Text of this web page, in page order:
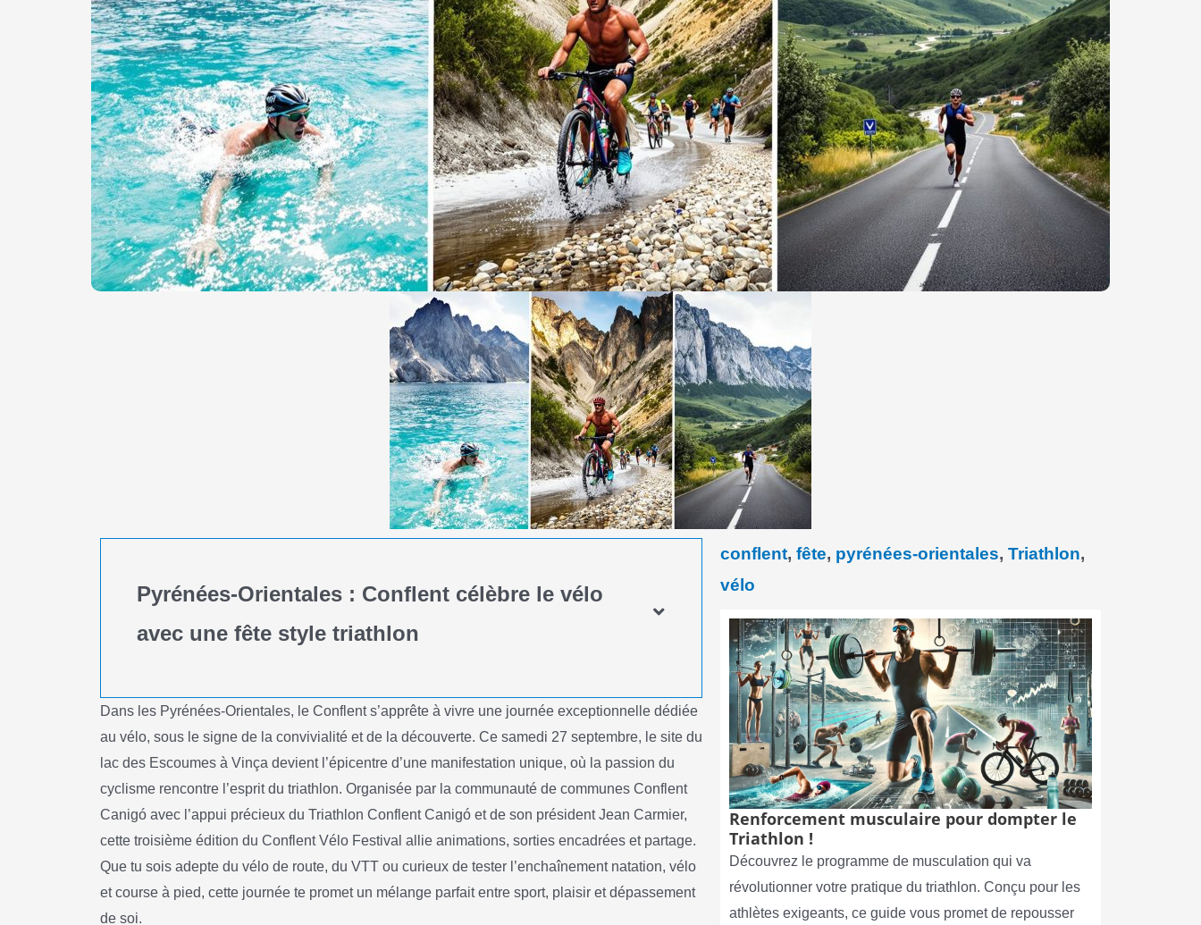
Pyrénées-Orientales : Conflent célèbre le vélo
avec une fête style triathlon
Dans les Pyrénées-Orientales, le Conflent s’apprête à vivre une journée exceptionnelle dédiée
au vélo, sous le signe de la convivialité et de la découverte. Ce samedi 27 septembre, le site du
lac des Escoumes à Vinça devient l’épicentre d’une manifestation unique, où la passion du
cyclisme rencontre l’esprit du triathlon. Organisée par la communauté de communes Conflent
Canigó avec l’appui précieux du Triathlon Conflent Canigó et de son président Jean Carmier,
cette troisième édition du Conflent Vélo Festival allie animations, sorties encadrées et partage.
Que tu sois adepte du vélo de route, du VTT ou curieux de tester l’enchaînement natation, vélo
et course à pied, cette journée te promet un mélange parfait entre sport, plaisir et dépassement
de soi.
conflent, fête, pyrénées-orientales, Triathlon,
vélo
Renforcement musculaire pour dompter le
Triathlon !
Découvrez le programme de musculation qui va
révolutionner votre pratique du triathlon. Conçu pour les
athlètes exigeants, ce guide vous promet de repousser